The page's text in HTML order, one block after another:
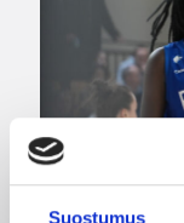
Suostumus